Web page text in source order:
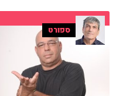
ספורט